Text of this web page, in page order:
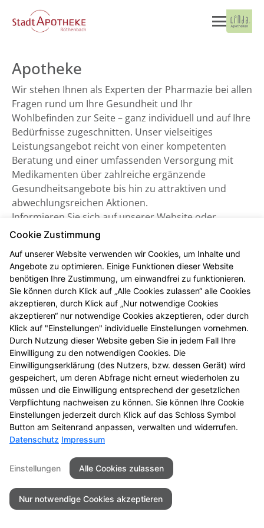
Apotheke
Wir stehen Ihnen als Experten der Pharmazie bei allen
Fragen rund um Ihre Gesundheit und Ihr
Wohlbefinden zur Seite – ganz individuell und auf Ihre
Bedürfnisse zugeschnitten. Unser vielseitiges
Leistungsangebot reicht von einer kompetenten
Beratung und einer umfassenden Versorgung mit
Medikamenten über zahlreiche ergänzende
Gesundheitsangebote bis hin zu attraktiven und
abwechlungsreichen Aktionen.
Informieren Sie sich auf unserer Website oder
besuchen Sie uns direkt vor Ort. Wir freuen uns auf
Kontakt Impressum
Datenschutz
Barrierefreiheit
2026 © Stadt-Apotheke Röthenbach
Cookie Zustimmung
Auf unserer Website verwenden wir Cookies, um Inhalte und
Angebote zu optimieren. Einige Funktionen dieser Website
benötigen Ihre Zustimmung, um einwandfrei zu funktionieren.
Sie können durch Klick auf „Alle Cookies zulassen“ alle Cookies
akzeptieren, durch Klick auf „Nur notwendige Cookies
akzeptieren“ nur notwendige Cookies akzeptieren, oder durch
Klick auf "Einstellungen" individuelle Einstellungen vornehmen.
Durch Nutzung dieser Website geben Sie in jedem Fall Ihre
Einwilligung zu den notwendigen Cookies. Die
Einwilligungserklärung (des Nutzers, bzw. dessen Gerät) wird
gespeichert, um deren Abfrage nicht erneut wiederholen zu
müssen und die Einwilligung entsprechend der gesetzlichen
Verpflichtung nachweisen zu können. Sie können Ihre Cookie
Einstellungen jederzeit durch Klick auf das Schloss Symbol
Button am Seitenrand anpassen, verwalten und widerrufen.
Datenschutz Impressum
Einstellungen Alle Cookies zulassen
Nur notwendige Cookies akzeptieren